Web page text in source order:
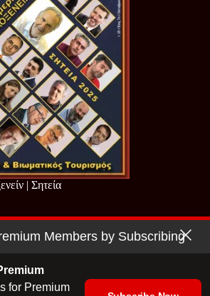
| Σητεία
Business | Κρητών Επιχειρείν
Members by Subscribing
for Premium